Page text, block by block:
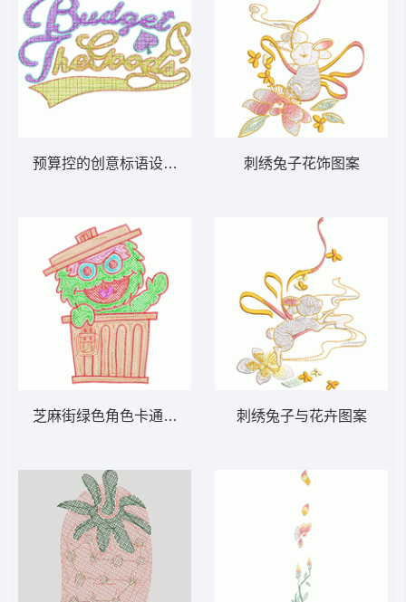
预算控的创意标语设计图 毛巾绣字母
芝麻街绿色角色卡通形象 毛巾绣小丑
刺绣兔子花饰图案
刺绣兔子与花卉图案